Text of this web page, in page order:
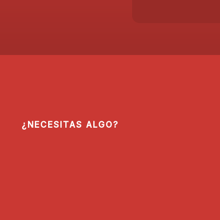
¿NECESITAS ALGO?